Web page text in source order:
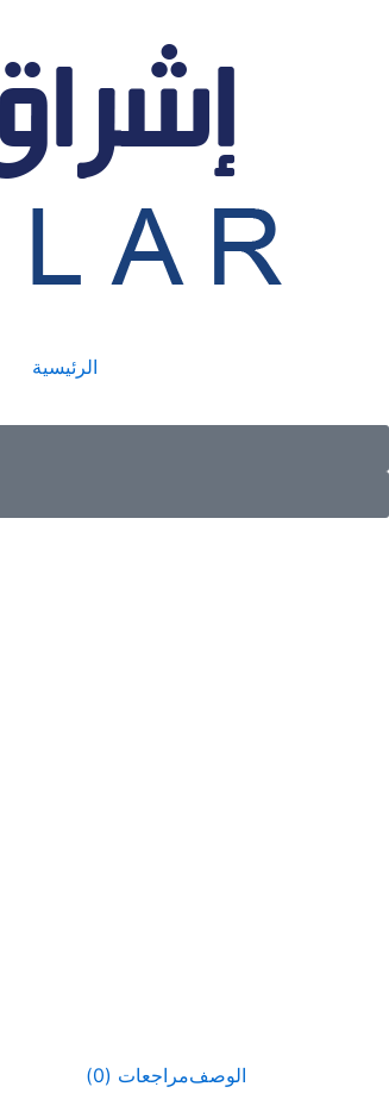
الرئيسية
الوصفمراجعات (0)